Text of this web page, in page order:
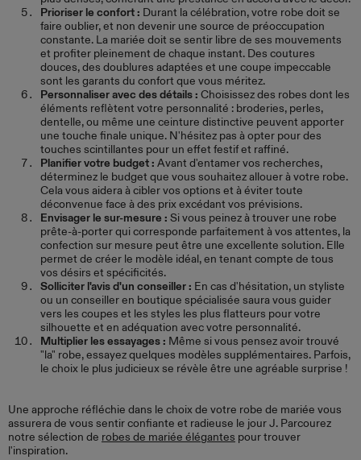
Prioriser le confort : Durant la célébration, votre robe doit se
faire oublier, et non devenir une source de préoccupation
constante. La mariée doit se sentir libre de ses mouvements
et profiter pleinement de chaque instant. Des coutures
douces, des doublures adaptées et une coupe impeccable
sont les garants du confort que vous méritez.
Personnaliser avec des détails : Choisissez des robes dont les
éléments reflètent votre personnalité : broderies, perles,
dentelle, ou même une ceinture distinctive peuvent apporter
une touche finale unique. N'hésitez pas à opter pour des
touches scintillantes pour un effet festif et raffiné.
Planifier votre budget : Avant d'entamer vos recherches,
déterminez le budget que vous souhaitez allouer à votre robe.
Cela vous aidera à cibler vos options et à éviter toute
déconvenue face à des prix excédant vos prévisions.
Envisager le sur-mesure : Si vous peinez à trouver une robe
prête-à-porter qui corresponde parfaitement à vos attentes, la
confection sur mesure peut être une excellente solution. Elle
permet de créer le modèle idéal, en tenant compte de tous
vos désirs et spécificités.
Solliciter l'avis d'un conseiller : En cas d'hésitation, un styliste
ou un conseiller en boutique spécialisée saura vous guider
vers les coupes et les styles les plus flatteurs pour votre
silhouette et en adéquation avec votre personnalité.
Multiplier les essayages : Même si vous pensez avoir trouvé
"la" robe, essayez quelques modèles supplémentaires. Parfois,
le choix le plus judicieux se révèle être une agréable surprise !
Une approche réfléchie dans le choix de votre robe de mariée vous
assurera de vous sentir confiante et radieuse le jour J. Parcourez
notre sélection de robes de mariée élégantes pour trouver
l'inspiration.